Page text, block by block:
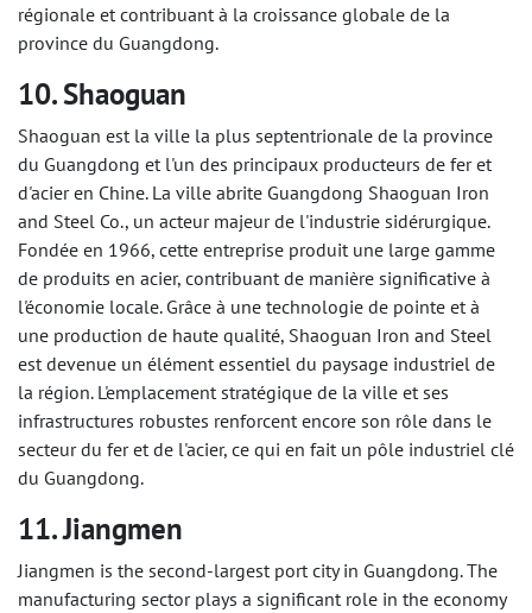
régionale et contribuant à la croissance globale de la
province du Guangdong.
10. Shaoguan
Shaoguan est la ville la plus septentrionale de la province
du Guangdong et l'un des principaux producteurs de fer et
d'acier en Chine. La ville abrite Guangdong Shaoguan Iron
and Steel Co., un acteur majeur de l'industrie sidérurgique.
Fondée en 1966, cette entreprise produit une large gamme
de produits en acier, contribuant de manière significative à
l'économie locale. Grâce à une technologie de pointe et à
une production de haute qualité, Shaoguan Iron and Steel
est devenue un élément essentiel du paysage industriel de
la région. L'emplacement stratégique de la ville et ses
infrastructures robustes renforcent encore son rôle dans le
secteur du fer et de l'acier, ce qui en fait un pôle industriel clé
du Guangdong.
11. Jiangmen
Jiangmen is the second-largest port city in Guangdong. The
manufacturing sector plays a significant role in the economy